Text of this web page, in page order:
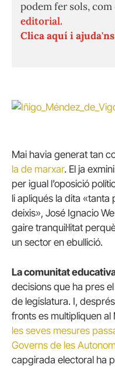
podem fer sols,
editorial.
Clica aquí i
Mai havia generat tan
la de marxar. El ja
per igual l’oposició
li apliqués la dita «tanta
deixis», José Ignacio
gaire tranquil·litat
un sector en ebullició.
La comunitat
decisions que ha pres
de legislatura. I,
fronts es multipliquen al
les seves mesures
Governs de les
capgirada electoral ha